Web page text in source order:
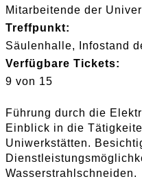
Mitarbeitende der
Treffpunkt:
Säulenhalle, Infostand
Verfügbare Tickets:
9 von 15
Führung durch die
Einblick in die
Uniwerkstätten.
Wasserstrahlschneiden.